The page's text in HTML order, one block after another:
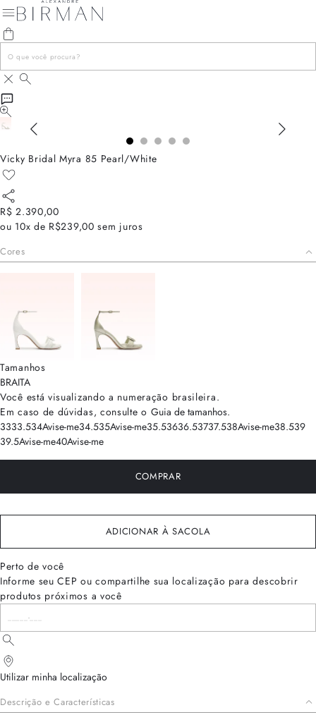
Vicky Bridal Myra 85 Pearl/White
R$ 2.390,00
ou 10x de R$239,00 sem juros
Cores
Tamanhos
BRAITA
Você está visualizando a numeração brasileira.
Em caso de dúvidas, consulte o Guia de tamanhos.
3333.534Avise-me34.535Avise-me35.53636.53737.538Avise-me38.539
39.5Avise-me40Avise-me
COMPRAR
ADICIONAR À SACOLA
Perto de você
Informe seu CEP ou compartilhe sua localização para descobrir
produtos próximos a você
Utilizar minha localização
Descrição e Características